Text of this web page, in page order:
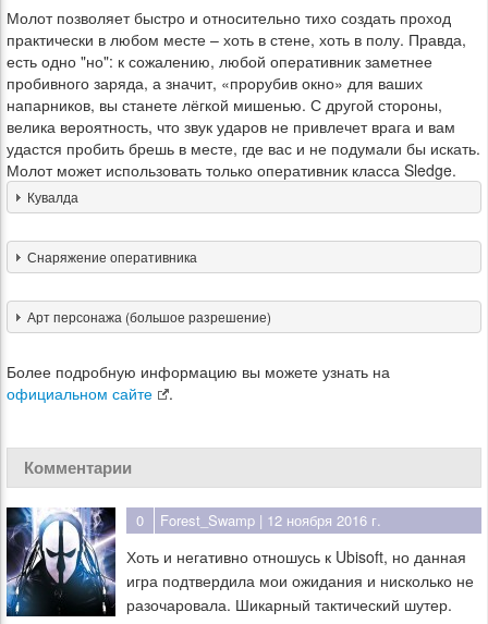
Молот позволяет быстро и относительно тихо создать проход
практически в любом месте – хоть в стене, хоть в полу. Правда,
есть одно "но": к сожалению, любой оперативник заметнее
пробивного заряда, а значит, «прорубив окно» для ваших
напарников, вы станете лёгкой мишенью. С другой стороны,
велика вероятность, что звук ударов не привлечет врага и вам
удастся пробить брешь в месте, где вас и не подумали бы искать.
Молот может использовать только оперативник класса Sledge.
Кувалда
Снаряжение оперативника
Арт персонажа (большое разрешение)
Более подробную информацию вы можете узнать на
официальном сайте
.
Комментарии
0 Forest_Swamp | 12 ноября 2016 г.
Хоть и негативно отношусь к Ubisoft, но данная
игра подтвердила мои ожидания и нисколько не
разочаровала. Шикарный тактический шутер.